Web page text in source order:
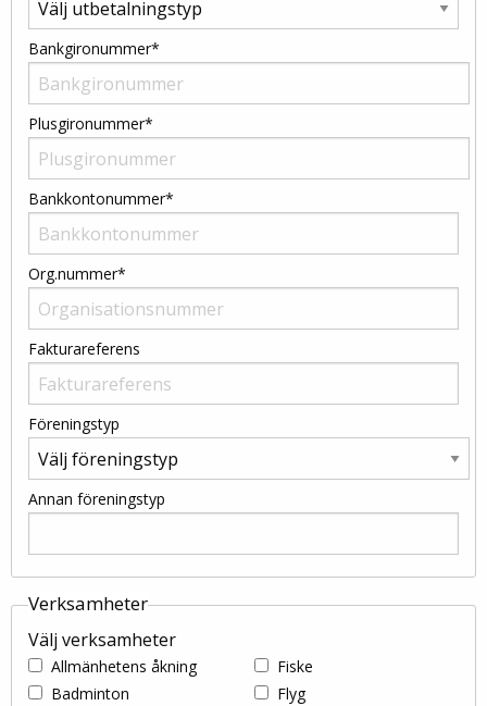
Bankgironummer*
Plusgironummer*
Bankkontonummer*
Org.nummer*
Fakturareferens
Föreningstyp
Annan föreningstyp
Verksamheter
Välj verksamheter
Allmänhetens åkning
Badminton
Fiske
Flyg